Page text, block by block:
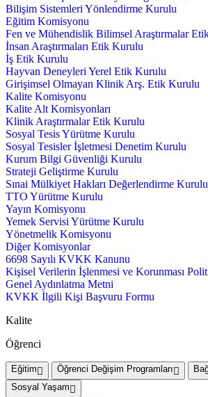
Bilişim Sistemleri Yönlendirme Kurulu
Eğitim Komisyonu
Fen ve Mühendislik Bilimsel Araştırmalar
İnsan Araştırmaları Etik Kurulu
İş Etik Kurulu
Hayvan Deneyleri Yerel Etik Kurulu
Girişimsel Olmayan Klinik Arş. Etik Kurulu
Kalite Komisyonu
Kalite Alt Komisyonları
Klinik Araştırmalar Etik Kurulu
Sosyal Tesis Yürütme Kurulu
Sosyal Tesisler İşletmesi Denetim Kurulu
Kurum Bilgi Güvenliği Kurulu
Strateji Geliştirme Kurulu
Sınai Mülkiyet Hakları Değerlendirme Kurulu
TTO Yürütme Kurulu
Yayın Komisyonu
Yemek Servisi Yürütme Kurulu
Yönetmelik Komisyonu
Diğer Komisyonlar
6698 Sayılı KVKK Kanunu
Kişisel Verilerin İşlenmesi ve Korunması
Genel Aydınlatma Metni
KVKK İlgili Kişi Başvuru Formu
Kalite
Öğrenci
Eğitim Öğrenci Değişim Programları
Sosyal Yaşam